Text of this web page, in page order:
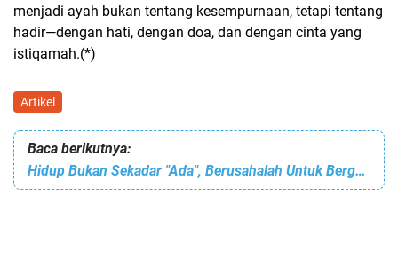
menjadi ayah bukan tentang kesempurnaan, tetapi tentang
hadir—dengan hati, dengan doa, dan dengan cinta yang
istiqamah.(*)
Artikel
Baca berikutnya:
Hidup Bukan Sekadar "Ada", Berusahalah Untuk Berguna